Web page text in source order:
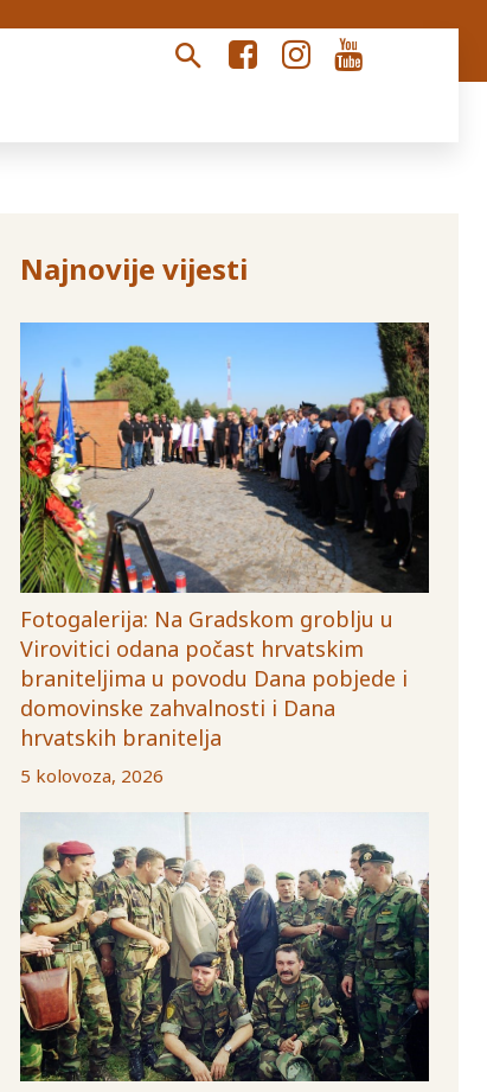
Najnovije vijesti
Fotogalerija: Na Gradskom groblju u
Virovitici odana počast hrvatskim
braniteljima u povodu Dana pobjede i
domovinske zahvalnosti i Dana
hrvatskih branitelja
5 kolovoza, 2026